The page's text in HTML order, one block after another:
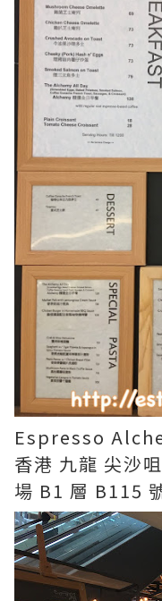
Espresso
香港 九龍 尖沙
場 B1 層 B115